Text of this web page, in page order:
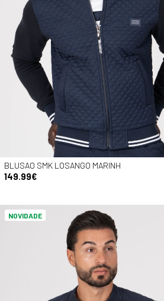
BLUSAO SMK LOSANGO MARINH
149.99€
NOVIDADE